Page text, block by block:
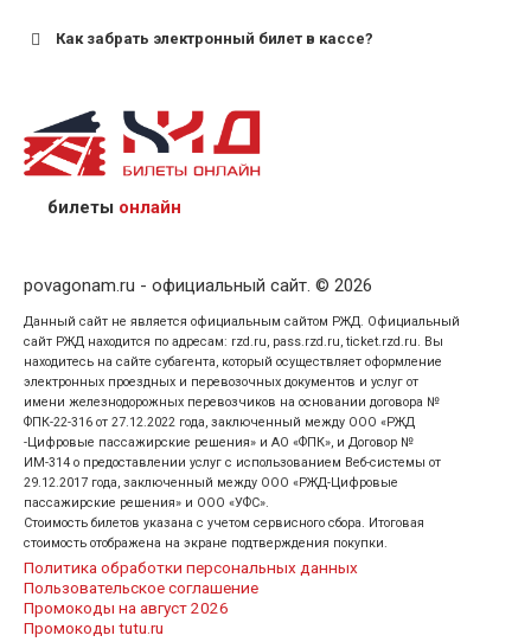
Как забрать электронный билет в кассе?
назвав кассиру 14-значный номер заказа;
предъявив удостоверение личности пассажира, на
кого оформлен билет.
билеты онлайн
povagonam.ru - официальный сайт. © 2026
Данный сайт не является официальным сайтом РЖД. Официальный
сайт РЖД находится по адресам: rzd.ru, pass.rzd.ru, ticket.rzd.ru. Вы
находитесь на сайте субагента, который осуществляет оформление
электронных проездных и перевозочных документов и услуг от
имени железнодорожных перевозчиков на основании договора №
ФПК-22-316 от 27.12.2022 года, заключенный между ООО «РЖД
-Цифровые пассажирские решения» и АО «ФПК», и Договор №
ИМ-314 о предоставлении услуг с использованием Веб-системы от
29.12.2017 года, заключенный между ООО «РЖД-Цифровые
пассажирские решения» и ООО «УФС».
Стоимость билетов указана с учетом сервисного сбора. Итоговая
стоимость отображена на экране подтверждения покупки.
Политика обработки персональных данных
Пользовательское соглашение
Промокоды на август 2026
Промокоды tutu.ru